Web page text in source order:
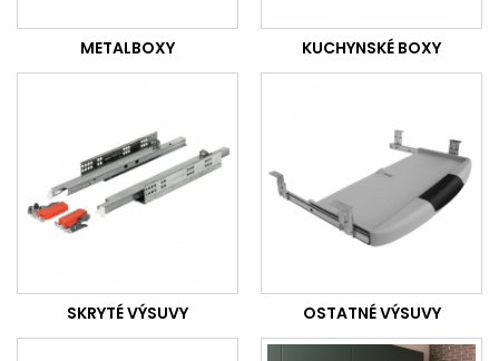
METALBOXY KUCHYNSKÉ BOXY
SKRYTÉ VÝSUVY OSTATNÉ VÝSUVY